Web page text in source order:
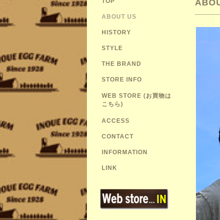
ABOUT US
HISTORY
STYLE
THE BRAND
STORE INFO
WEB STORE (お買物は
こちら)
ACCESS
CONTACT
INFORMATION
LINK